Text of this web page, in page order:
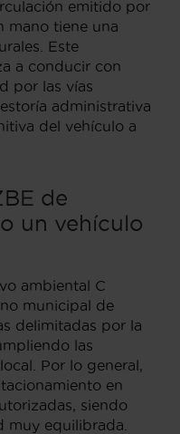
emitido por
mano tiene una
Este
a conducir con
por las vías
administrativa
del vehículo a
de
un vehículo
ambiental C
municipal de
delimitadas por la
las
Por lo general,
en
siendo
muy equilibrada.